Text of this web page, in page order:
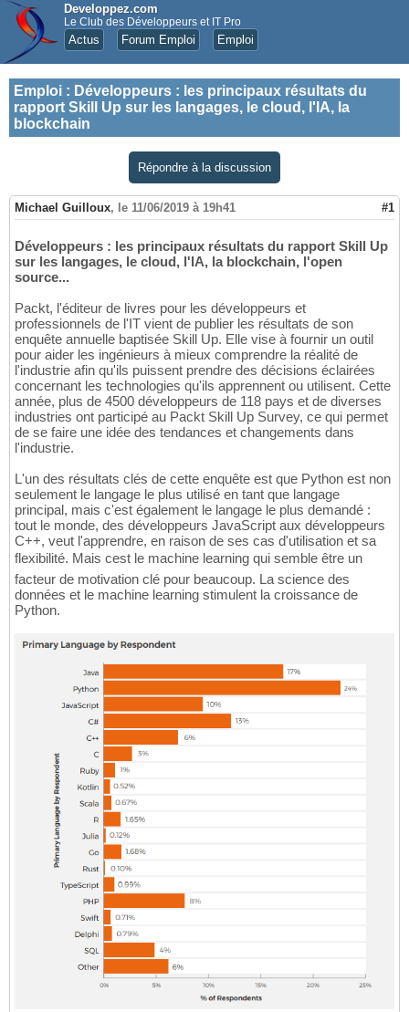
Developpez.com
Le Club des Développeurs et IT Pro
Actus Forum Emploi Emploi
Emploi : Développeurs : les principaux résultats du
rapport Skill Up sur les langages, le cloud, l'IA, la
blockchain
Répondre à la discussion
Michael Guilloux, le 11/06/2019 à 19h41 #1
Développeurs : les principaux résultats du rapport Skill Up
sur les langages, le cloud, l'IA, la blockchain, l'open
source...
Packt, l'éditeur de livres pour les développeurs et
professionnels de l'IT vient de publier les résultats de son
enquête annuelle baptisée Skill Up. Elle vise à fournir un outil
pour aider les ingénieurs à mieux comprendre la réalité de
l'industrie afin qu'ils puissent prendre des décisions éclairées
concernant les technologies qu'ils apprennent ou utilisent. Cette
année, plus de 4500 développeurs de 118 pays et de diverses
industries ont participé au Packt Skill Up Survey, ce qui permet
de se faire une idée des tendances et changements dans
l'industrie.
L'un des résultats clés de cette enquête est que Python est non
seulement le langage le plus utilisé en tant que langage
principal, mais c'est également le langage le plus demandé :
tout le monde, des développeurs JavaScript aux développeurs
C++, veut l'apprendre, en raison de ses cas d'utilisation et sa
flexibilité. Mais cest le machine learning qui semble être un
facteur de motivation clé pour beaucoup. La science des
données et le machine learning stimulent la croissance de
Python.